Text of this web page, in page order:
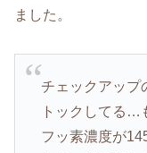
ました。
チェックアップ
トックしてる…
フッ素濃度が